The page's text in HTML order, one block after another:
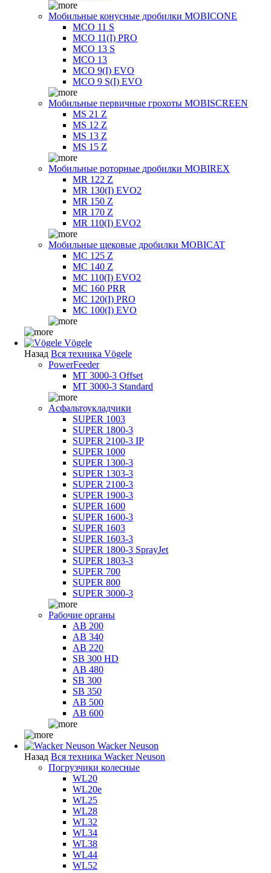
Мобильные конусные дробилки MOBICONE
MCO 11 S
MCO 11(I) PRO
MCO 13 S
MCO 13
MCO 9(I) EVO
MCO 9 S(I) EVO
Мобильные первичные грохоты MOBISCREEN
MS 21 Z
MS 12 Z
MS 13 Z
MS 15 Z
Мобильные роторные дробилки MOBIREX
MR 122 Z
MR 130(I) EVO2
MR 150 Z
MR 170 Z
MR 110(I) EVO2
Мобильные щековые дробилки MOBICAT
MC 125 Z
MC 140 Z
MC 110(I) EVO2
MC 160 PRR
MC 120(I) PRO
MC 100(I) EVO
Vögele
Назад Вся техника Vögele
PowerFeeder
MT 3000-3 Offset
MT 3000-3 Standard
Асфальтоукладчики
SUPER 1003
SUPER 1800-3
SUPER 2100-3 IP
SUPER 1000
SUPER 1300-3
SUPER 1303-3
SUPER 2100-3
SUPER 1900-3
SUPER 1600
SUPER 1600-3
SUPER 1603
SUPER 1603-3
SUPER 1800-3 SprayJet
SUPER 1803-3
SUPER 700
SUPER 800
SUPER 3000-3
Рабочие органы
AB 200
AB 340
AB 220
SB 300 HD
AB 480
SB 300
SB 350
AB 500
AB 600
Wacker Neuson
Назад Вся техника Wacker Neuson
Погрузчики колесные
WL20
WL20e
WL25
WL28
WL32
WL34
WL38
WL44
WL52